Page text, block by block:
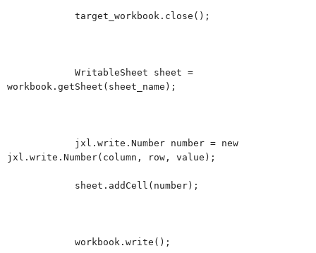
target_workbook.close();
WritableSheet sheet =
workbook.getSheet(sheet_name);
jxl.write.Number number = new
jxl.write.Number(column, row, value);
sheet.addCell(number);
workbook.write();